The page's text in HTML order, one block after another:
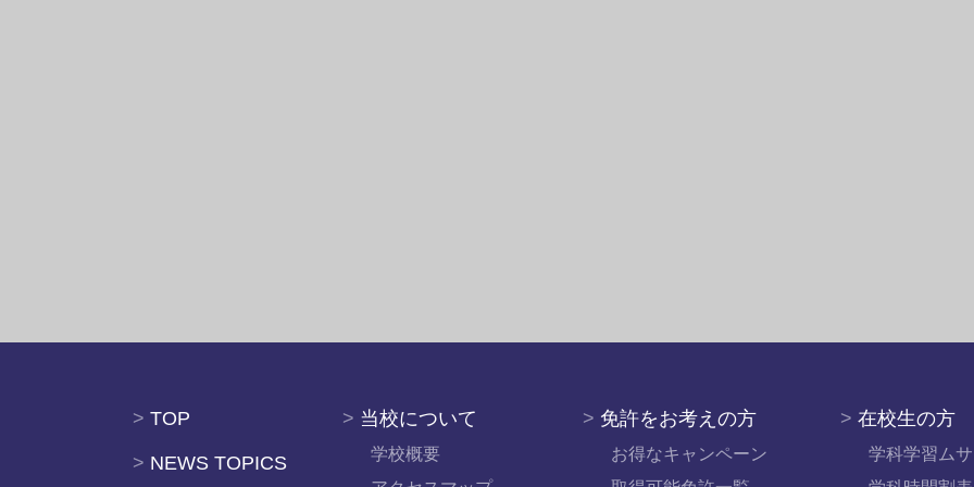
> TOP
> NEWS TOPICS
> 当校について
学校概要
> 免許をお考えの方
お得なキャンペーン
> 在校生の方
学科学習ム